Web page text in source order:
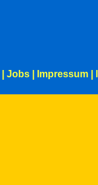
Jobs Impressum